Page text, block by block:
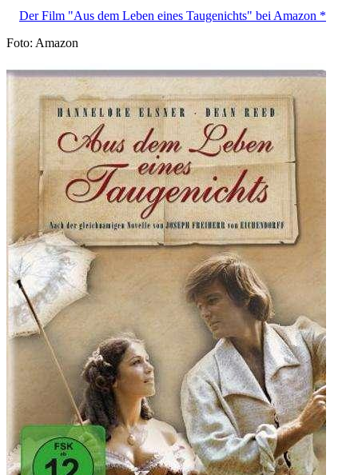
Der Film "Aus dem Leben eines Taugenichts" bei Amazon *
Foto: Amazon